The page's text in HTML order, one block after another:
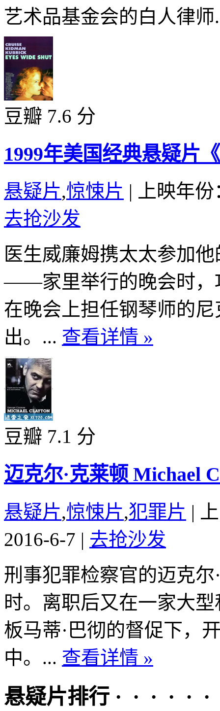
艺术品基金会的白人律
豆瓣 7.6 分
1999年美国经典悬疑片
悬疑片,惊悚片 |
上映年
去抢沙发
医生威廉姆携太太参加
――家里举行的晚会时，
在晚会上担任钢琴师的
出。... 查看详情 »
豆瓣 7.1 分
迈克尔·克莱顿 Michael
悬疑片,惊悚片,犯罪片 |
2016-6-7 | 去抢沙发
刑事犯罪检察官的迈克
时。离职后又在一家大
板马蒂·巴彻的督促下，
中。... 查看详情 »
悬疑片排行 · · · · · ·